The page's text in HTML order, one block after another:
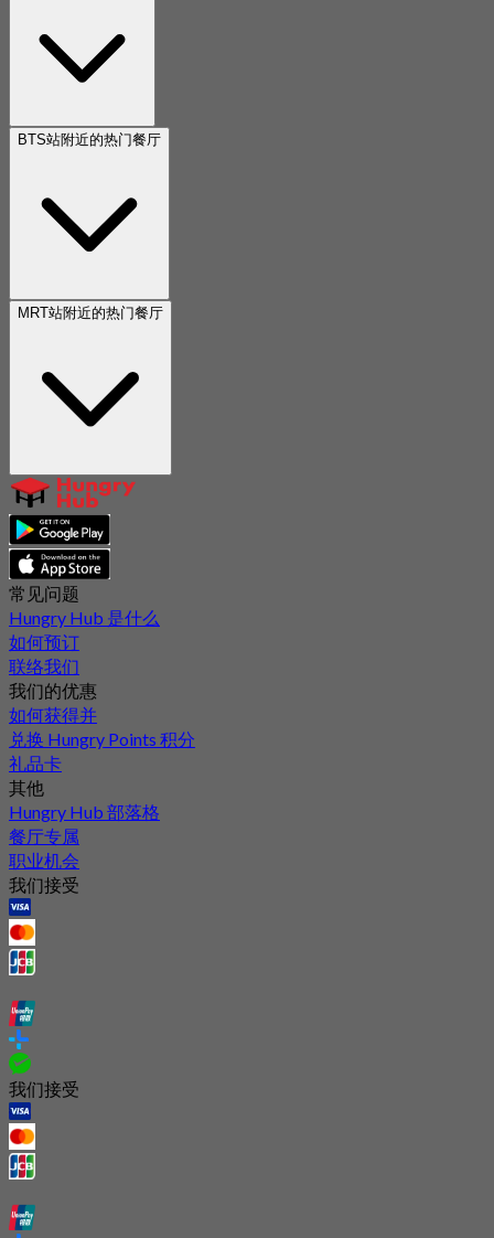
BTS站附近的热门餐厅
MRT站附近的热门餐厅
常见问题
Hungry Hub 是什么
如何预订
联络我们
我们的优惠
如何获得并
兑换 Hungry Points 积分
礼品卡
其他
Hungry Hub 部落格
餐厅专属
职业机会
我们接受
我们接受